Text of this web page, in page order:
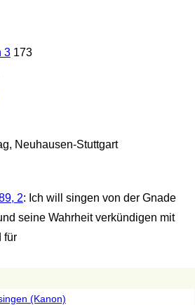
3173
Neuhausen-Stuttgart
2: Ich will singen von der Gnade
seine Wahrheit verkündigen mit
für
(Kanon)